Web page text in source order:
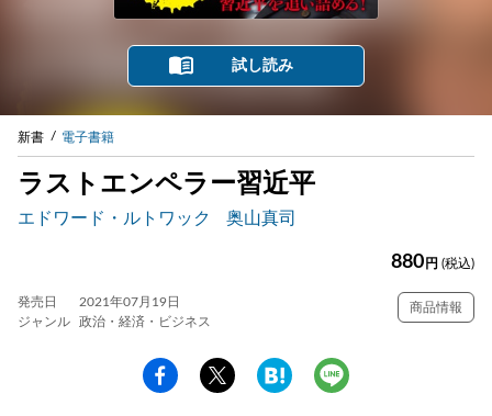
試し読み
新書 電子書籍
ラストエンペラー習近平
エドワード・ルトワック 奥山真司
880 円 (税込)
発売日
2021年07月19日
ジャンル
政治・経済・ビジネス
商品情報